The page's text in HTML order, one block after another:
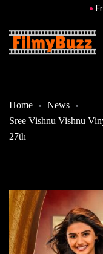
Home
News
Sree Vishnu Vishnu
27th